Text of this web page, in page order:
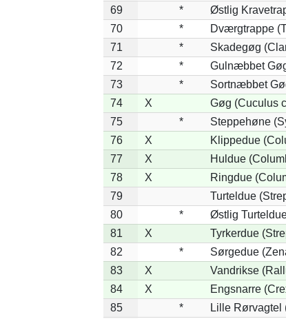
69
*
Østlig
70
*
Dværgtrappe
71
*
Skadegøg
72
*
Gulnæbbet
73
*
Sortnæbbet
74
X Gøg (Cuculus
75
*
Steppehøne
76
X Klippedue
77
X Huldue
78
X Ringdue
79
Turteldue
80
*
Østlig
81
X Tyrkerdue
82
*
Sørgedue
83
X Vandrikse
84
X Engsnarre
85
*
Lille Rørvagtel